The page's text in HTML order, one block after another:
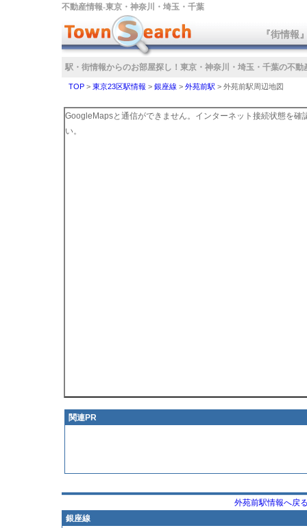
不動産情報‐東京・神奈川・埼玉・千葉
『街情報
駅・街情報からのお部屋探し！ 東京・神奈川・埼玉・千葉の不動
TOP > 東京23区駅情報 > 銀座線 > 外苑前駅 > 外苑前駅周辺地図
GoogleMapsと通信ができません。インターネット接続状態を確
い。
関連PR
外苑前駅情報へ戻
銀座線